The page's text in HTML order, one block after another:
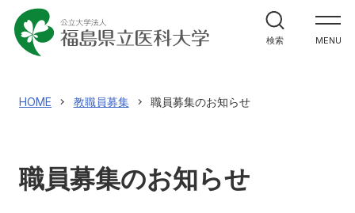
MENU
大学紹介
大学紹介
福島県立医科大学の理念
3つの方針（ポリシー）
教育
研究
検索
HOME 教職員募集 職員募集のお知らせ
職員募集のお知らせ